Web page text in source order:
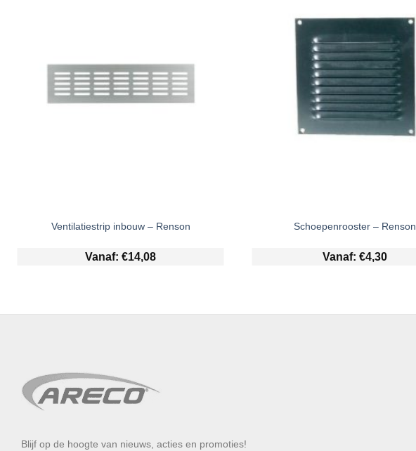
Ventilatiestrip inbouw – Renson
Vanaf:€14,08
Schoepenrooster – Renson
Vanaf:€4,30
Blijf op de hoogte van nieuws, acties en promoties!